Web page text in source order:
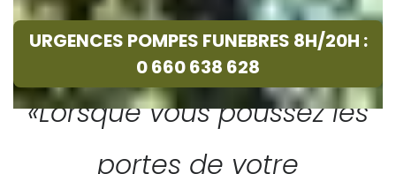
URGENCES POMPES FUNEBRES 8H/20H :
0 660 638 628
«Lorsque vous poussez les
portes de votre